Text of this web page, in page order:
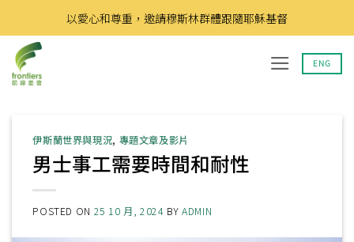
to
content
以愛心和尊重，邀請穆斯林群體跟隨耶穌基督
ENG
伊斯蘭世界與現況, 專題文章及影片
男士事工需要時間和耐性
POSTED ON 25 10 月, 2024 BYADMIN